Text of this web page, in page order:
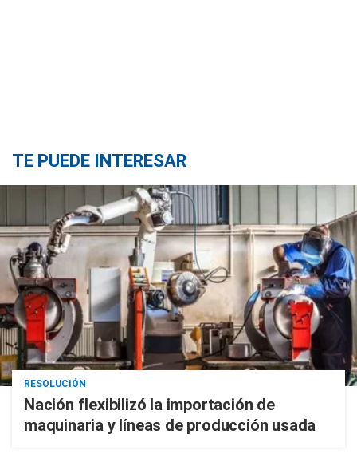
TE PUEDE INTERESAR
RESOLUCIÓN
Nación flexibilizó la importación de
maquinaria y líneas de producción usada